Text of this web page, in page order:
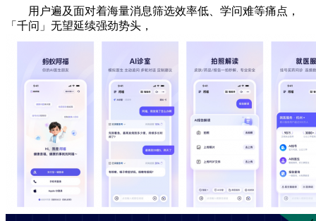
用户遍及面对着海量消息筛选效率低、学问难等痛点，
「千问」无望延续强劲势头，